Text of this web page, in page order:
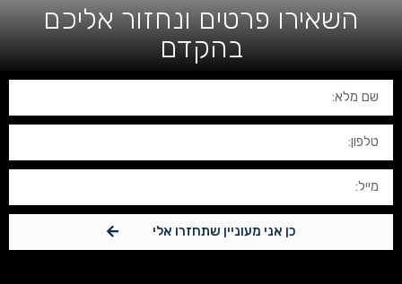
השאירו פרטים ונחזור אליכם
בהקדם
כן אני מעוניין שתחזרו אלי